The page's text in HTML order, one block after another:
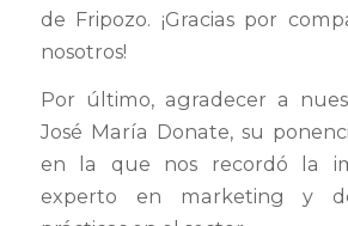
de Fripozo. ¡Gracias por
nosotros!
Por último, agradecer a
José María Donate, su
en la que nos recordó la
experto en marketing y